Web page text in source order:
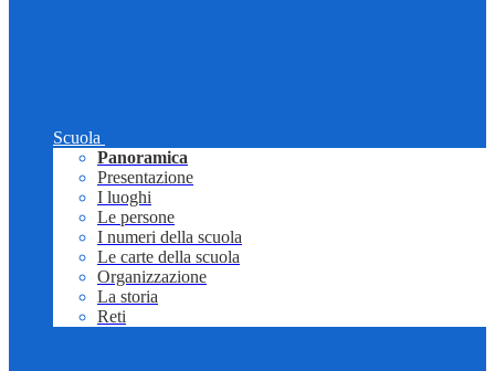
Scuola
Panoramica
Presentazione
I luoghi
Le persone
I numeri della scuola
Le carte della scuola
Organizzazione
La storia
Reti